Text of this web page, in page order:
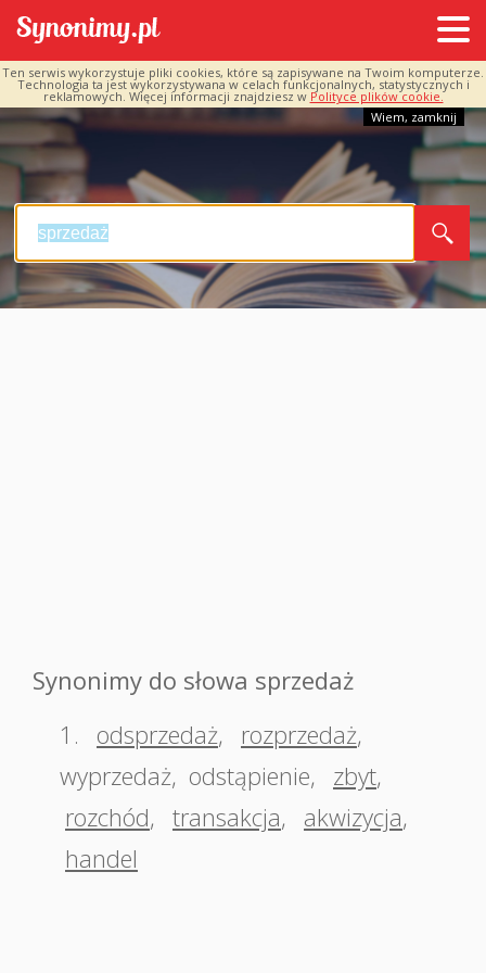
Ten serwis wykorzystuje pliki cookies, które są zapisywane na Twoim komputerze.
Technologia ta jest wykorzystywana w celach funkcjonalnych, statystycznych i
reklamowych. Więcej informacji znajdziesz w Polityce plików cookie.
Wiem, zamknij
Synonimy do słowa sprzedaż
1.
odsprzedaż, rozprzedaż,
wyprzedaż, odstąpienie, zbyt,
rozchód, transakcja, akwizycja,
handel